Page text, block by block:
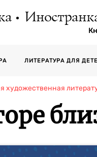
ЛИТЕРАТУРА ДЛЯ
художественная